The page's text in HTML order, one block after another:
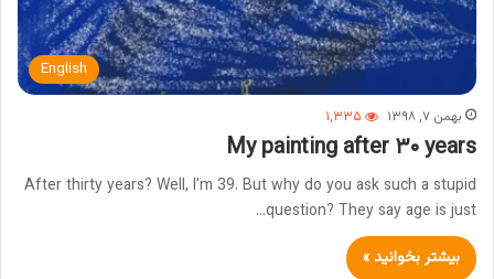
English
بهمن ۷, ۱۳۹۸ ۱,۳۳۵
My painting after ۳۰ years
After thirty years? Well, I’m 39. But why do you ask such a stupid
question? They say age is just…
بیشتر بخوانید »